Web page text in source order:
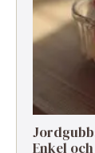
Enkel